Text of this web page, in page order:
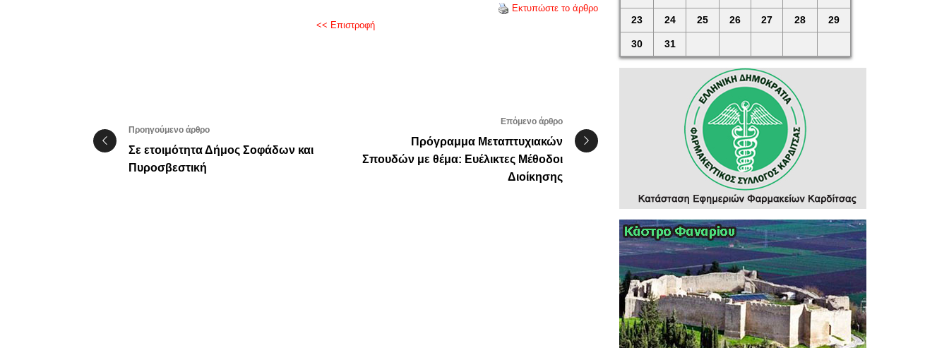
Εκτυπώστε το άρθρο
<< Επιστροφή
Προηγούμενο άρθρο
Σε ετοιμότητα Δήμος Σοφάδων και
Πυροσβεστική
Επόμενο άρθρο
Πρόγραμμα Μεταπτυχιακών
Σπουδών με θέμα: Ευέλικτες Μέθοδοι
Διοίκησης
23 24 25 26 27 28 29
30 31